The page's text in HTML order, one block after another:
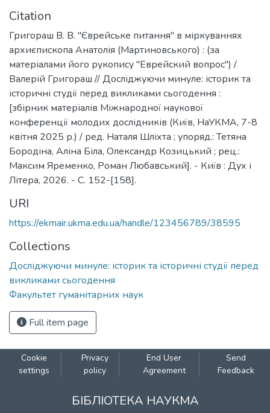
Citation
Григораш В. В. "Єврейське питання" в міркуваннях
архиєпископа Анатолія (Мартиновського) : (за
матеріалами його рукопису "Еврейский вопрос") /
Валерій Григораш // Досліджуючи минуле: історик та
історичні студії перед викликами сьогодення :
[збірник матеріалів Міжнародної наукової
конференції молодих дослідників (Київ, НаУКМА, 7-8
квітня 2025 р.) / ред. Наталя Шліхта ; упоряд.: Тетяна
Бородіна, Аліна Біла, Олександр Козицький ; рец.:
Максим Яременко, Роман Любавський]. - Київ : Дух і
Літера, 2026. - С. 152-[158].
URI
https://ekmair.ukma.edu.ua/handle/123456789/38595
Collections
Досліджуючи минуле: історик та історичні студії перед
викликами сьогодення
Факультет гуманітарних наук
Full item page
Cookie
settings
Privacy
policy
End User
Agreement
Send
Feedback
БІБЛІОТЕКА НАУКМА